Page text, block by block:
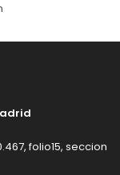
folio15, seccion